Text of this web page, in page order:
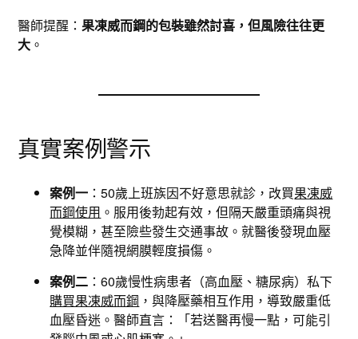
醫師提醒：果凍威而鋼的包裝雖然討喜，但風險往往更
大 。
真實案例警示
案例一 ：50歲上班族因不好意思就診，改買果凍威
而鋼使用 。服用後勃起有效，但隔天嚴重頭痛與視
覺模糊，甚至險些發生交通事故。就醫後發現血壓
急降並伴隨視網膜輕度損傷。
案例二 ：60歲慢性病患者（高血壓、糖尿病）私下
購買果凍威而鋼 ，與降壓藥相互作用，導致嚴重低
血壓昏迷。醫師直言：「若送醫再慢一點，可能引